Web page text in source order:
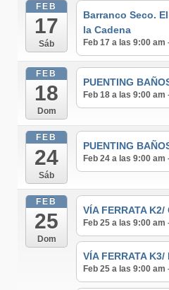
FEB
17
Sáb
Barranco Seco.
la Cadena
Feb 17 a las 9:00 am
FEB
18
Dom
PUENTING
Feb 18 a las 9:00 am
FEB
24
Sáb
PUENTING
Feb 24 a las 9:00 am
FEB
25
Dom
VÍA FERRATA
Feb 25 a las 9:00 am
VÍA FERRATA
Feb 25 a las 9:00 am